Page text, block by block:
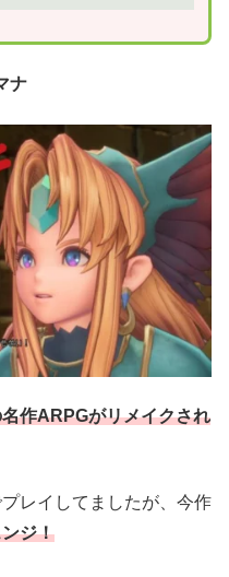
ナ
作ARPGがリメイクされ
プレイしてましたが、今作
ジ！